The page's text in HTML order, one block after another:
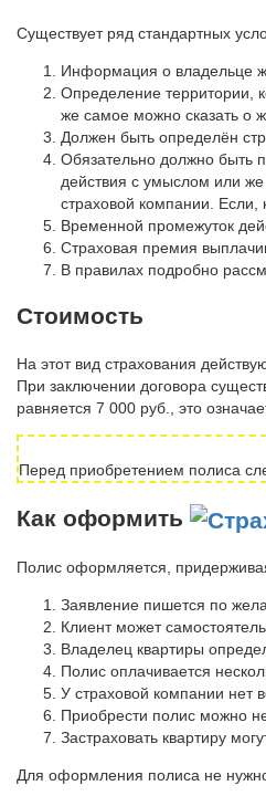
Существует ряд стандартных
Информация о владельце
Определение территории,
же самое можно сказать о
Должен быть определён
Обязательно должно быть
действия с умыслом или же
страховой компании. Если,
Временной промежуток
Страховая премия
В правилах подробно
Стоимость
На этот вид страхования
При заключении договора
равняется 7 000 руб., это
Перед приобретением полиса
Как оформить
Полис оформляется,
Заявление пишется по
Клиент может
Владелец квартиры
Полис оплачивается
У страховой компании нет
Приобрести полис можно
Застраховать квартиру
Для оформления полиса не